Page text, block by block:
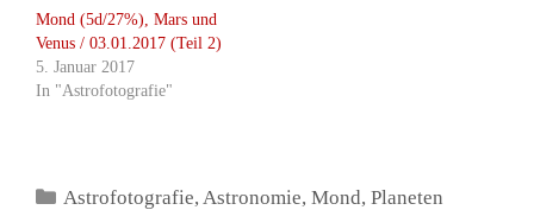
Mond (5d/27%), Mars und
Venus / 03.01.2017 (Teil 2)
5. Januar 2017
In "Astrofotografie"
Kategorien
Astrofotografie, Astronomie,Mond,Planeten